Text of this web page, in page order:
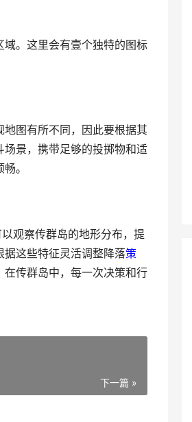
。这里会有壹个独特的图标
图有所不同，因此要根据其
景，携带足够的投掷物和适
。
观察传群岛的地形分布，提
这些特征灵活调整降落策
传群岛中，每一次决策和行
下一篇 »